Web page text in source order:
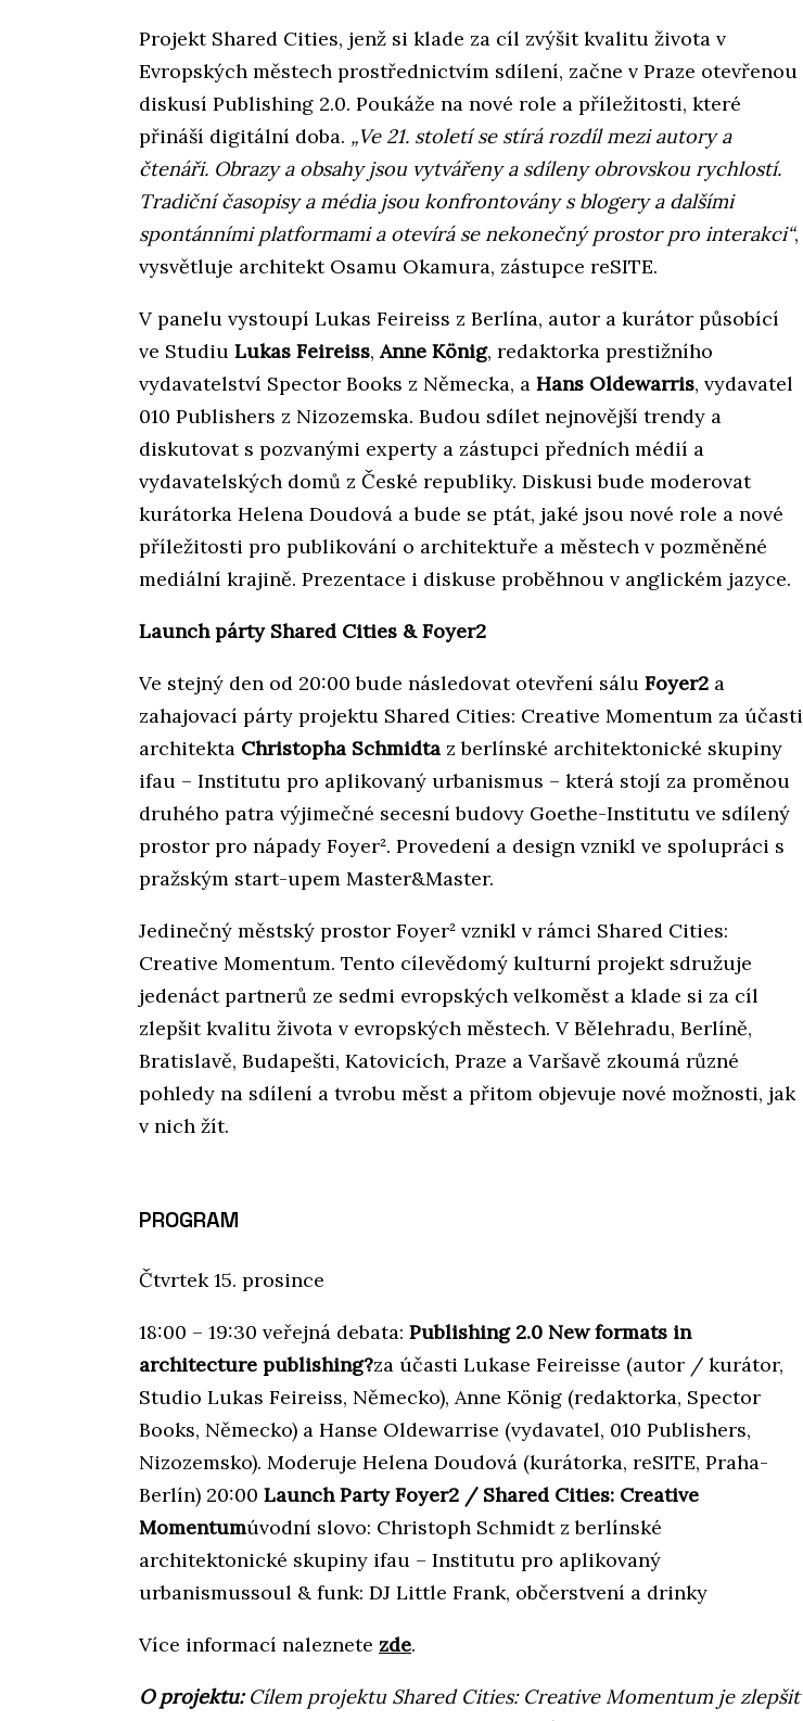
Projekt Shared Cities, jenž si klade za cíl zvýšit kvalitu života v
Evropských městech prostřednictvím sdílení, začne v Praze otevřenou
diskusí Publishing 2.0. Poukáže na nové role a příležitosti, které
přináší digitální doba. „Ve 21. století se stírá rozdíl mezi autory a
čtenáři. Obrazy a obsahy jsou vytvářeny a sdíleny obrovskou rychlostí.
Tradiční časopisy a média jsou konfrontovány s blogery a dalšími
spontánními platformami a otevírá se nekonečný prostor pro interakci“,
vysvětluje architekt Osamu Okamura, zástupce reSITE.
V panelu vystoupí Lukas Feireiss z Berlína, autor a kurátor působící
ve Studiu Lukas Feireiss,Anne König, redaktorka prestižního
vydavatelství Spector Books z Německa, a Hans Oldewarris, vydavatel
010 Publishers z Nizozemska. Budou sdílet nejnovější trendy a
diskutovat s pozvanými experty a zástupci předních médií a
vydavatelských domů z České republiky. Diskusi bude moderovat
kurátorka Helena Doudová a bude se ptát, jaké jsou nové role a nové
příležitosti pro publikování o architektuře a městech v pozměněné
mediální krajině. Prezentace i diskuse proběhnou v anglickém jazyce.
Launch párty Shared Cities & Foyer2
Ve stejný den od 20:00 bude následovat otevření sálu Foyer2 a
zahajovací párty projektu Shared Cities: Creative Momentum za účasti
architekta Christopha Schmidta z berlínské architektonické skupiny
ifau – Institutu pro aplikovaný urbanismus – která stojí za proměnou
druhého patra výjimečné secesní budovy Goethe-Institutu ve sdílený
prostor pro nápady Foyer². Provedení a design vznikl ve spolupráci s
pražským start-upem Master&Master.
Jedinečný městský prostor Foyer² vznikl v rámci Shared Cities:
Creative Momentum. Tento cílevědomý kulturní projekt sdružuje
jedenáct partnerů ze sedmi evropských velkoměst a klade si za cíl
zlepšit kvalitu života v evropských městech. V Bělehradu, Berlíně,
Bratislavě, Budapešti, Katovicích, Praze a Varšavě zkoumá různé
pohledy na sdílení a tvrobu měst a přitom objevuje nové možnosti, jak
v nich žít.
PROGRAM
Čtvrtek 15. prosince
18:00 – 19:30 veřejná debata: Publishing 2.0 New formats in
architecture publishing?za účasti Lukase Feireisse (autor / kurátor,
Studio Lukas Feireiss, Německo), Anne König (redaktorka, Spector
Books, Německo) a Hanse Oldewarrise (vydavatel, 010 Publishers,
Nizozemsko). Moderuje Helena Doudová (kurátorka, reSITE, Praha-
Berlín) 20:00 Launch Party Foyer2 / Shared Cities: Creative
Momentumúvodní slovo: Christoph Schmidt z berlínské
architektonické skupiny ifau – Institutu pro aplikovaný
urbanismussoul & funk: DJ Little Frank, občerstvení a drinky
Více informací naleznete zde.
O projektu:Cílem projektu Shared Cities: Creative Momentum je zlepšit